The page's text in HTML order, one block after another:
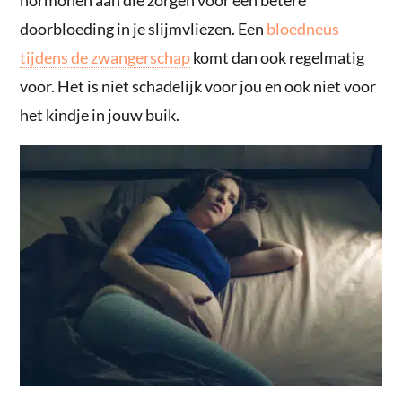
doorbloeding in je slijmvliezen. Een bloedneus
tijdens de zwangerschapkomt dan ook regelmatig
voor. Het is niet schadelijk voor jou en ook niet voor
het kindje in jouw buik.